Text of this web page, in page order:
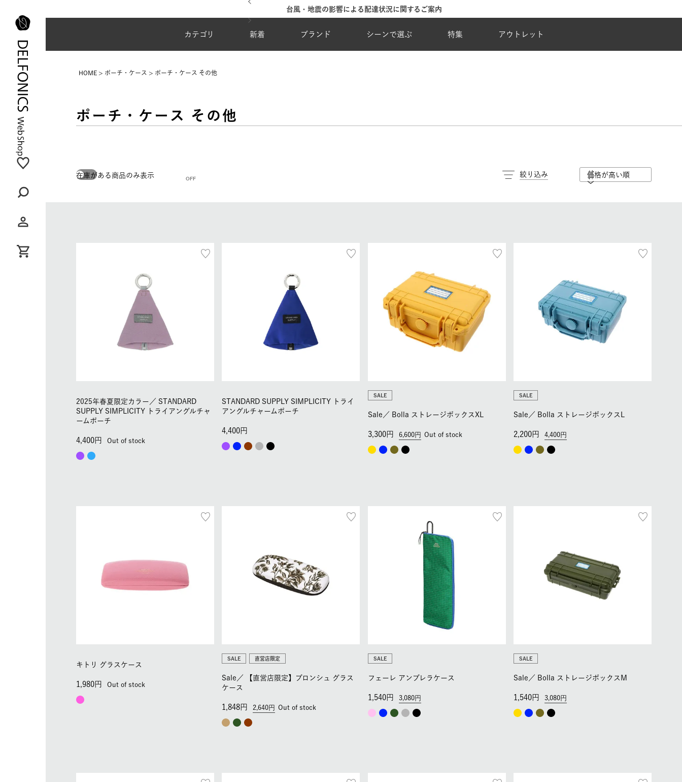
台風・地震の影響による配達状況に関するご案内
カテゴリ 新着 ブランド シーンで選ぶ 特集 アウトレット
HOME ポーチ・ケース ポーチ・ケース その他
ポーチ・ケース その他
在庫がある商品のみ表示 絞り込み 価格が高い順
2025年春夏限定カラー／ STANDARD
SUPPLY SIMPLICITY トライアングルチャ
ームポーチ
4,400 Out of stock
STANDARD SUPPLY SIMPLICITY トライ
アングルチャームポーチ
4,400
SALE
Sale／ Bolla ストレージボックスXL
6,600
3,300 Out of stock
SALE
Sale／ Bolla ストレージボックスL
4,400
2,200
キトリ グラスケース
1,980 Out of stock
SALE 直営店限定
Sale／
【直営店限定】ブロンシュ グラス
ケース
2,640
1,848 Out of stock
SALE
フェーレ アンブレラケース
3,080
1,540
SALE
Sale／ Bolla ストレージボックスM
3,080
1,540